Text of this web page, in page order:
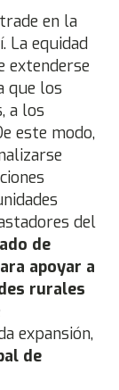
en la
La equidad
extenderse
que los
a los
este modo,
del
de
apoyar a
rurales
expansión,
de